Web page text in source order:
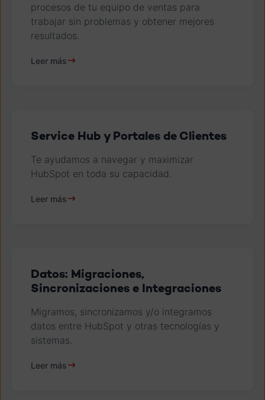
procesos de tu equipo de ventas para
trabajar sin problemas y obtener mejores
resultados.
Leer más
Service Hub y Portales de Clientes
Te ayudamos a navegar y maximizar
HubSpot en toda su capacidad.
Leer más
Datos: Migraciones,
Sincronizaciones e Integraciones
Migramos, sincronizamos y/o integramos
datos entre HubSpot y otras tecnologías y
sistemas.
Leer más